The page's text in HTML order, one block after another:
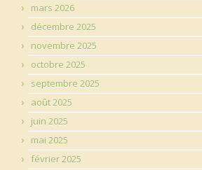
mars 2026
décembre 2025
novembre 2025
octobre 2025
septembre 2025
août 2025
juin 2025
mai 2025
février 2025